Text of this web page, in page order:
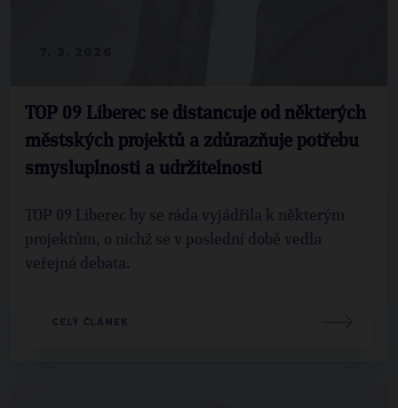
TOP 09 Liberec se distancuje od některých
městských projektů a zdůrazňuje potřebu
smysluplnosti a udržitelnosti
TOP 09 Liberec by se ráda vyjádřila k některým
projektům, o nichž se v poslední době vedla
veřejná debata.
CELÝ ČLÁNEK